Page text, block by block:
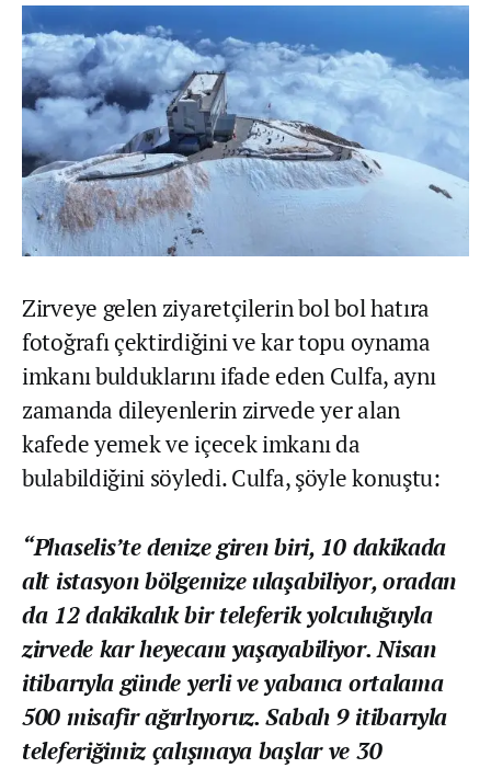
Zirveye gelen ziyaretçilerin bol bol hatıra
fotoğrafı çektirdiğini ve kar topu oynama
imkanı bulduklarını ifade eden Culfa, aynı
zamanda dileyenlerin zirvede yer alan
kafede yemek ve içecek imkanı da
bulabildiğini söyledi. Culfa, şöyle konuştu:
“Phaselis’te denize giren biri, 10 dakikada
alt istasyon bölgemize ulaşabiliyor, oradan
da 12 dakikalık bir teleferik yolculuğuyla
zirvede kar heyecanı yaşayabiliyor. Nisan
itibarıyla günde yerli ve yabancı ortalama
500 misafir ağırlıyoruz. Sabah 9 itibarıyla
teleferiğimiz çalışmaya başlar ve 30